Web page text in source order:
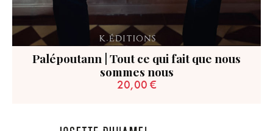
Palépoutann | Tout ce qui fait que nous
sommes nous
20,00 €